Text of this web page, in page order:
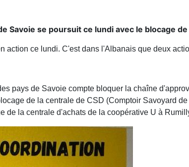
Savoie se poursuit ce lundi avec le blocage
action ce lundi. C'est dans l'Albanais que deux
pays de Savoie compte bloquer la chaîne
de la centrale de CSD (Comptoir Savoyard
de la centrale d'achats de la coopérative U à